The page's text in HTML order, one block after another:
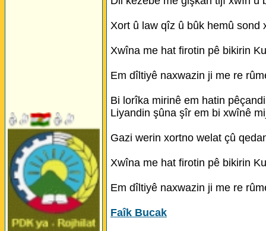
Xort û law qîz û bûk hemû sond
Xwîna me hat firotin pê bikirin
Em dîltiyê naxwazin ji me re
Bi lorîka mirinê em hatin
Liyandin şûna şîr em bi xwînê
Gazi werin xortno welat çû
Xwîna me hat firotin pê bikirin
Em dîltiyê naxwazin ji me re
Faîk Bucak